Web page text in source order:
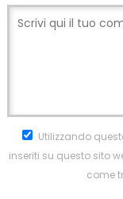
Utilizzando
inseriti su questo sito
come